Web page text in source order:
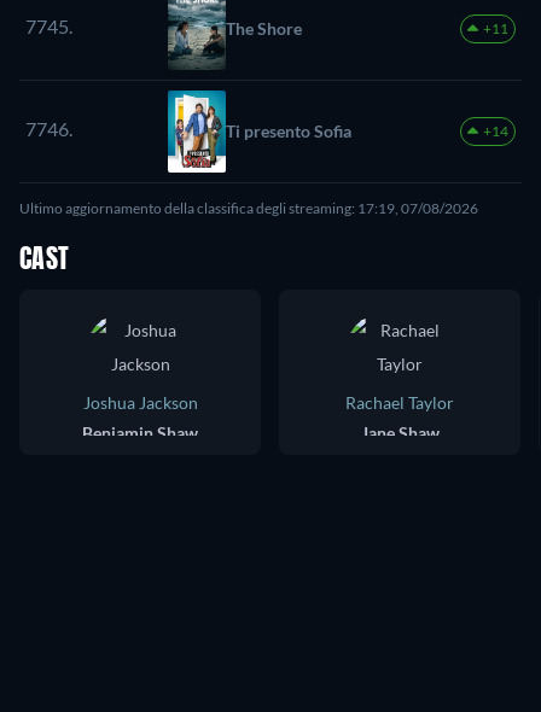
7745. The Shore +11
7746. Ti presento Sofia +14
Ultimo aggiornamento della classifica degli streaming: 17:19, 07/08/2026
CAST
Joshua Jackson
Benjamin Shaw
Rachael Taylor
Jane Shaw